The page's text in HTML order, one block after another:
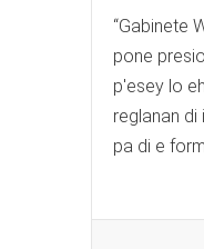
“Gabinete
pone
p'esey lo
reglanan
pa di e